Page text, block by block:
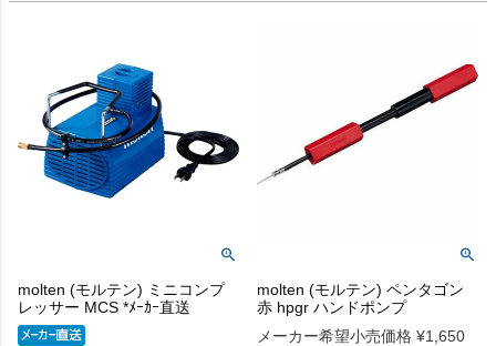
molten (モルテン) ミニコンプ
レッサー MCS *ﾒｰｶｰ直送
molten (モルテン) ペンタゴン
赤 hpgr ハンドポンプ
メーカー希望小売価格 ¥1,650